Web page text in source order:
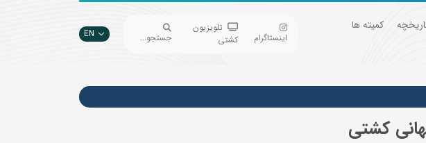
کمیته ها
اینستاگرام
تلویزیون
کشتی
جستجو... EN
کشتی